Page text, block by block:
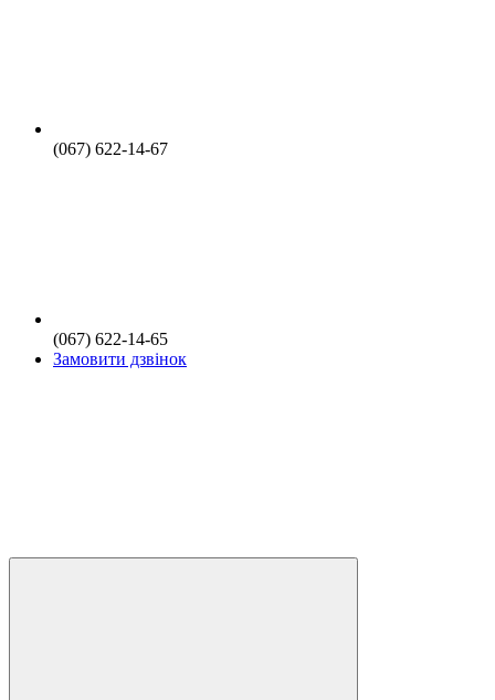
(067) 622-14-67
(067) 622-14-65
Замовити дзвінок